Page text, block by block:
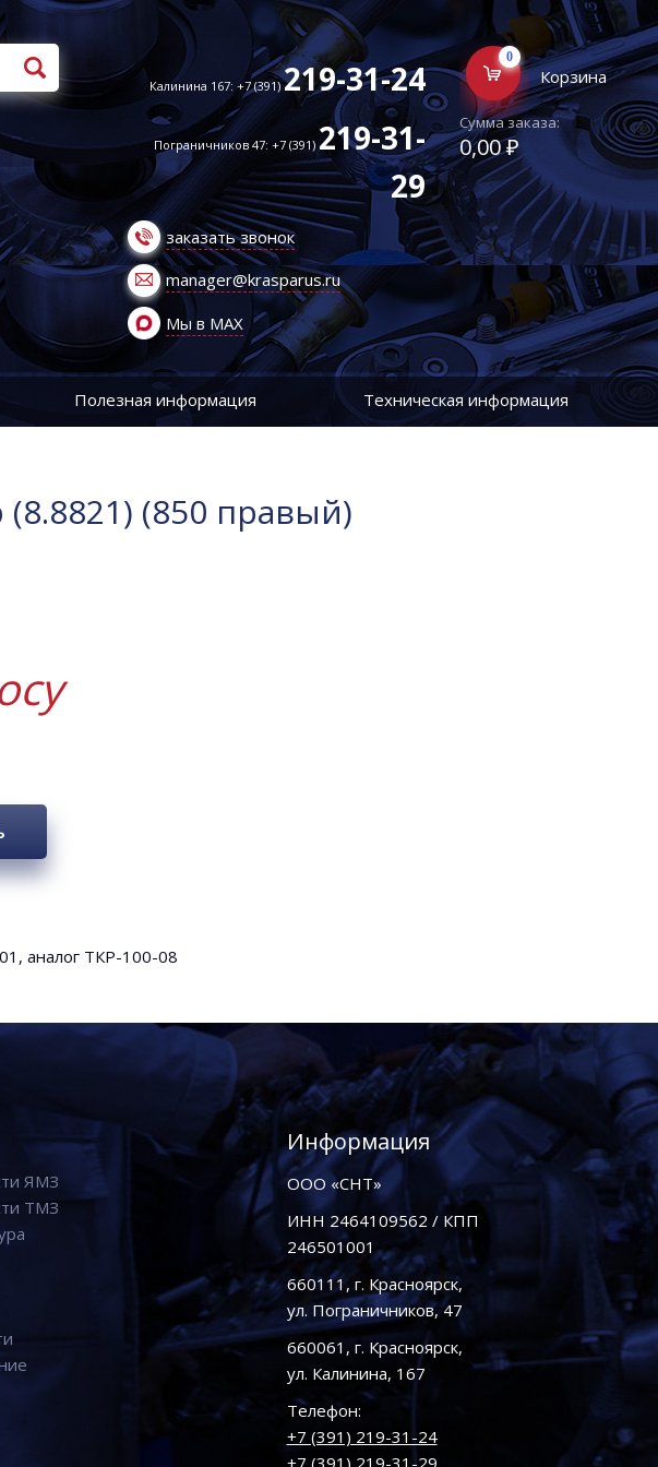
Калинина 167: +7 (391)219-31-24
Пограничников 47: +7 (391)219-31-
29
заказать звонок
manager@krasparus.ru
Мы в MAX
0
Корзина
Сумма заказа:
0,00 ₽
Полезная информация Техническая информация
(850 правый)
аналог ТКР-100-08
ЯМЗ
ТМЗ
Информация
ООО «СНТ»
ИНН 2464109562 / КПП
246501001
660111, г. Красноярск,
ул. Пограничников, 47
660061, г. Красноярск,
ул. Калинина, 167
Телефон:
+7 (391) 219-31-24
+7 (391) 219-31-29